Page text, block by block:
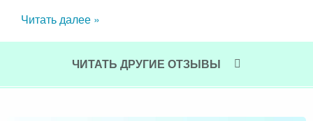
Читать далее »
ЧИТАТЬ ДРУГИЕ ОТЗЫВЫ